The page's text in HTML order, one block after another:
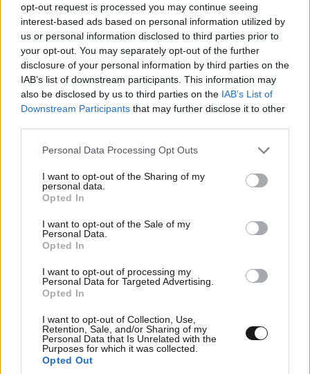
opt-out request is processed you may continue seeing
interest-based ads based on personal information utilized by
us or personal information disclosed to third parties prior to
your opt-out. You may separately opt-out of the further
disclosure of your personal information by third parties on the
IAB’s list of downstream participants. This information may
also be disclosed by us to third parties on the IAB’s List of
Downstream Participants that may further disclose it to other
Please note that this website/app uses one or more Google
not limited to your visit or usage behaviour. You may click to
grant or deny consent to Google and its third-party tags to
use your data for below specified purposes in below Google
consent section.
Personal Data Processing Opt Outs
I want to opt-out of the Sharing of my
personal data.
Opted In
I want to opt-out of the Sale of my
Personal Data.
Opted In
I want to opt-out of processing my
Personal Data for Targeted Advertising.
Opted In
I want to opt-out of Collection, Use,
Retention, Sale, and/or Sharing of my
Personal Data that Is Unrelated with the
Purposes for which it was collected.
Opted Out
Ακολουθήστε τοNEWSBEASTστοGoogle News
και μάθετε πρώτοι όλες τις ειδήσεις
ΣΧΌΛΙΑ ΑΝΑΓΝΩΣΤΏΝ